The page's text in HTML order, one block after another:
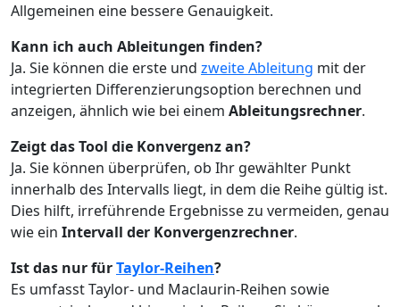
Allgemeinen eine bessere Genauigkeit.
Kann ich auch Ableitungen finden?
Ja. Sie können die erste und zweite Ableitung mit der
integrierten Differenzierungsoption berechnen und
anzeigen, ähnlich wie bei einem Ableitungsrechner.
Zeigt das Tool die Konvergenz an?
Ja. Sie können überprüfen, ob Ihr gewählter Punkt
innerhalb des Intervalls liegt, in dem die Reihe gültig ist.
Dies hilft, irreführende Ergebnisse zu vermeiden, genau
wie ein Intervall der Konvergenzrechner.
Ist das nur fürTaylor-Reihen?
Es umfasst Taylor- und Maclaurin-Reihen sowie